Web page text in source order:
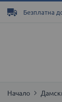
Безплатна
Начало